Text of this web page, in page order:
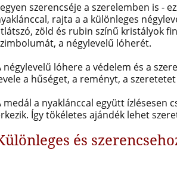
szerencséje a szerelemben is -
rajta a a különleges
zöld és rubin színű kristályok
a négylevelű lóherét.
négylevelű lóhere a védelem és a
a hűséget, a reményt, a
medál a nyaklánccal együtt ízlésesen
Így tökéletes ajándék lehet
és